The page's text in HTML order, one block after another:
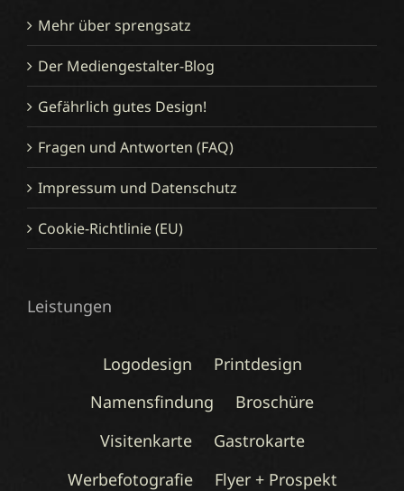
Mehr über sprengsatz
Der Mediengestalter-Blog
Gefährlich gutes Design!
Fragen und Antworten (FAQ)
Impressum und Datenschutz
Cookie-Richtlinie (EU)
Leistungen
Logodesign
Printdesign
Namensfindung
Broschüre
Visitenkarte
Gastrokarte
Werbefotografie
Flyer + Prospekt